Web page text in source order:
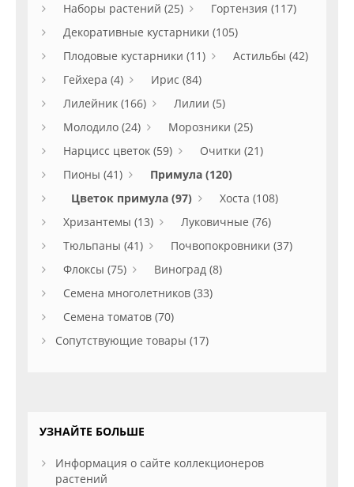
Наборы растений (25)
Гортензия (117)
Декоративные кустарники (105)
Плодовые кустарники (11)
Астильбы (42)
Гейхера (4)
Ирис (84)
Лилейник (166)
Лилии (5)
Молодило (24)
Морозники (25)
Нарцисс цветок (59)
Очитки (21)
Пионы (41)
Примула (120)
Цветок примула (97)
Хоста (108)
Хризантемы (13)
Луковичные (76)
Тюльпаны (41)
Почвопокровники (37)
Флоксы (75)
Виноград (8)
Семена многолетников (33)
Семена томатов (70)
Сопутствующие товары (17)
УЗНАЙТЕ БОЛЬШЕ
Информация о сайте коллекционеров
растений